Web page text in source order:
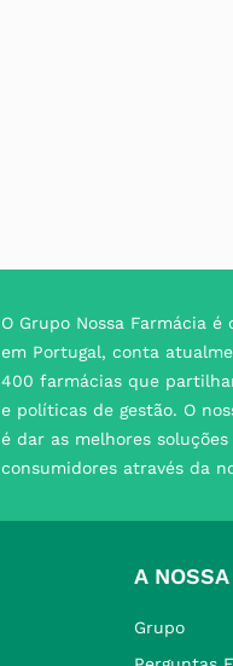
O Grupo Nossa Farmácia
em Portugal, conta
400 farmácias que
e políticas de gestão. O
é dar as melhores
consumidores através da
A
Grupo